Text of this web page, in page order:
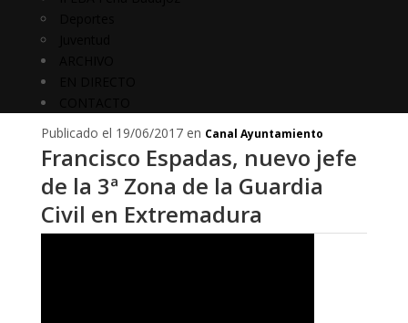
Publicado el 19/06/2017 en Canal Ayuntamiento
Francisco Espadas, nuevo jefe
de la 3ª Zona de la Guardia
Civil en Extremadura